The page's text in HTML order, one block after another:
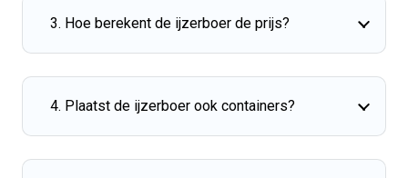
3. Hoe berekent de ijzerboer de prijs?
4. Plaatst de ijzerboer ook containers?